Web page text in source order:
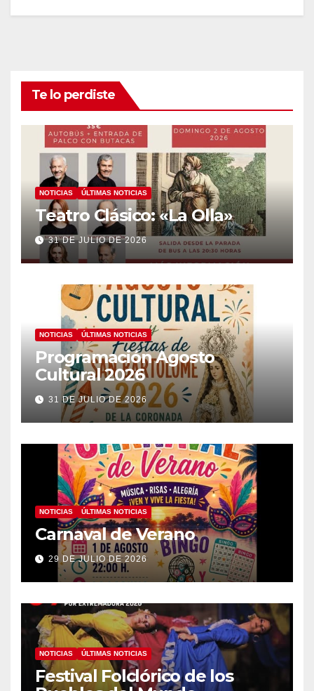
Te lo perdiste
NOTICIAS ÚLTIMAS NOTICIAS
Teatro Clásico: «La Olla»
31 DE JULIO DE 2026
NOTICIAS ÚLTIMAS NOTICIAS
Programación Agosto
Cultural 2026
31 DE JULIO DE 2026
NOTICIAS ÚLTIMAS NOTICIAS
Carnaval de Verano
29 DE JULIO DE 2026
NOTICIAS ÚLTIMAS NOTICIAS
Festival Folclórico de los